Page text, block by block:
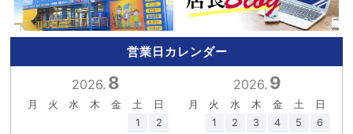
営業日カレンダー
2026. 8
月 火 水 木 金 土
日
1
2
2026. 9
月 火 水 木 金 土
日
1
2 3 4 5
6